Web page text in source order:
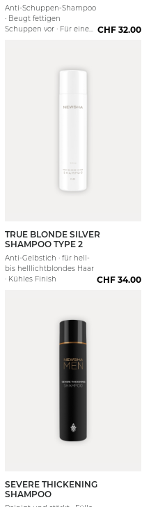
Anti-Schuppen-Shampoo
· Beugt fettigen
Schuppen vor · Für eine
CHF 32.00
1000 ml250 ml
TRUE BLONDE SILVER
SHAMPOO TYPE 2
Anti-Gelbstich · für hell-
bis helllichtblondes Haar
· Kühles Finish
CHF 34.00
1000 ml250 ml
SEVERE THICKENING
SHAMPOO